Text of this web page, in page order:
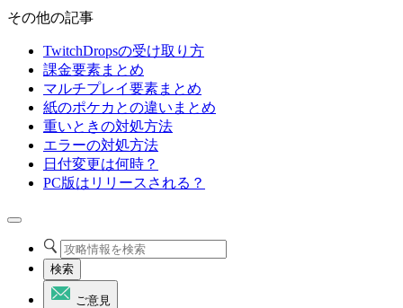
その他の記事
TwitchDropsの受け取り方
課金要素まとめ
マルチプレイ要素まとめ
紙のポケカとの違いまとめ
重いときの対処方法
エラーの対処方法
日付変更は何時？
PC版はリリースされる？
検索
ご意見